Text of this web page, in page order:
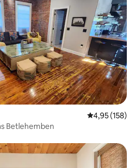
Átlagos
4,95 (158)
Betlehemben